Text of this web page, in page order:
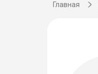
Главная